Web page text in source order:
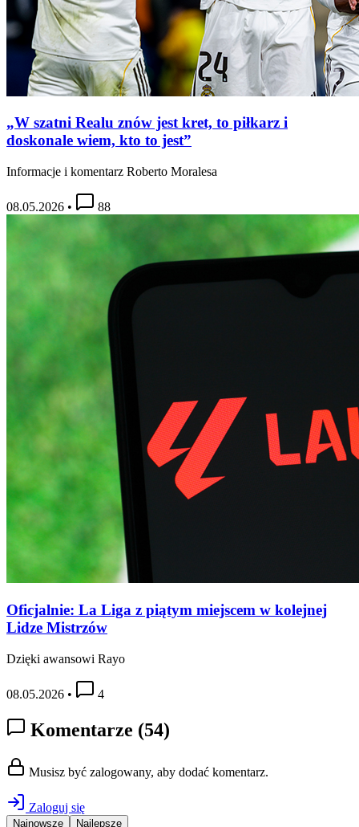
„W szatni Realu znów jest kret, to piłkarz i
doskonale wiem, kto to jest”
Informacje i komentarz Roberto Moralesa
08.05.2026 • 88
Oficjalnie: La Liga z piątym miejscem w kolejnej
Lidze Mistrzów
Dzięki awansowi Rayo
08.05.2026 • 4
Komentarze (54)
Musisz być zalogowany, aby dodać komentarz.
Zaloguj się
Najnowsze Najlepsze